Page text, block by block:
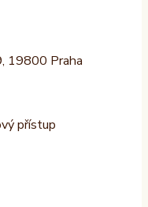
19800 Praha
přístup